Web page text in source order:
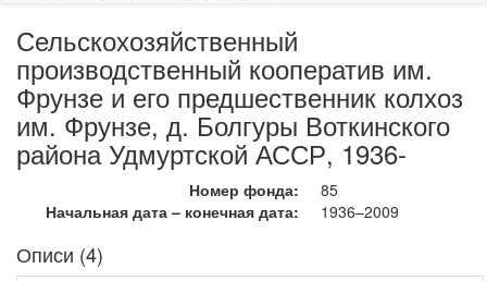
Сельскохозяйственный
производственный кооператив им.
Фрунзе и его предшественник колхоз
им. Фрунзе, д. Болгуры Воткинского
района Удмуртской АССР, 1936-
Номер фонда:
85
Начальная дата – конечная дата:
1936–2009
Описи (4)